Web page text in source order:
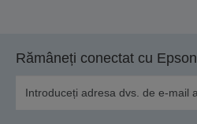
Rămâneți conectat cu Epson